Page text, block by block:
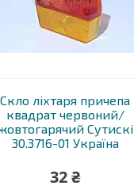
Скло ліхтаря причепа
квадрат червоний/
Сутискі
30.3716-01 Україна
32 ₴